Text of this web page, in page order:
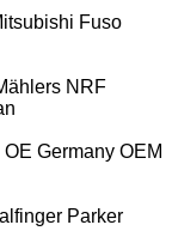
Fuso
NRF
OE Germany OEM
Parker